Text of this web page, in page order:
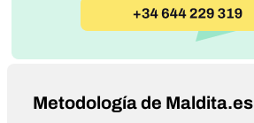
Metodología de Maldita.es